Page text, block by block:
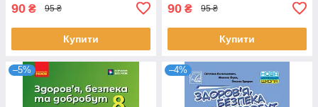
90 ₴ 95 ₴
Купити
90 ₴ 95 ₴
Купити
–5% –4%